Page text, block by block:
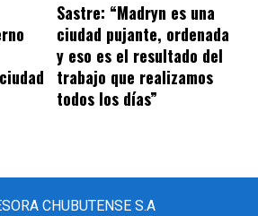
Sastre: “Madryn es una
ciudad pujante, ordenada
y eso es el resultado del
trabajo que realizamos
todos los días”
CHUBUTENSE S.A